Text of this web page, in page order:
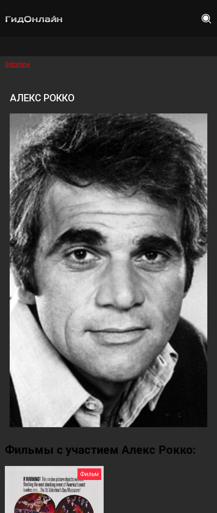
Gidonline
АЛЕКС РОККО
Фильмы с участием Алекс Рокко:
Фильм